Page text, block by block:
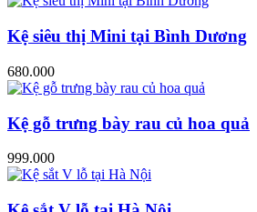
Kệ siêu thị Mini tại Bình Dương
680.000
Kệ gỗ trưng bày rau củ hoa quả
999.000